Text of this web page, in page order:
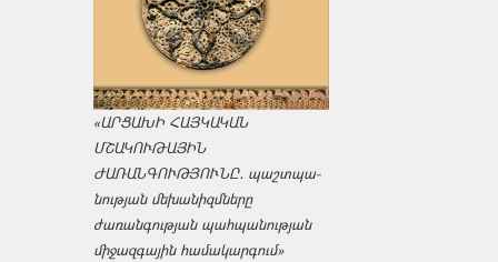
«ԱՐՑԱԽԻ ՀԱՅԿԱԿԱՆ
ՄՇԱԿՈՒԹԱՅԻՆ
ԺԱՌԱՆԳՈՒԹՅՈՒՆԸ․ պաշտպա­
նության մեխանիզմները
ժառանգության պահպանության
միջազ­գային համակարգում»